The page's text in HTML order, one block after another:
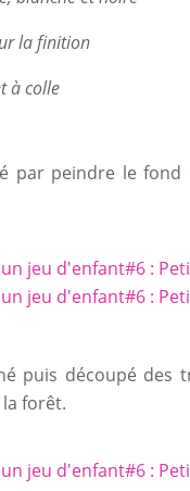
la finition
à colle
par peindre le
puis découpé des
forêt.